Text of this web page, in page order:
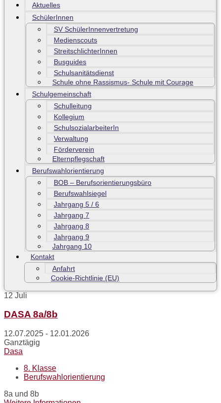
Aktuelles
SchülerInnen
SV SchülerInnenvertretung
Medienscouts
StreitschlichterInnen
Busguides
Schulsanitätsdienst
Schule ohne Rassismus- Schule mit Courage
Schulgemeinschaft
Schulleitung
Kollegium
SchulsozialarbeiterIn
Verwaltung
Förderverein
Elternpflegschaft
Berufswahlorientierung
BOB – Berufsorientierungsbüro
Berufswahlsiegel
Jahrgang 5 / 6
Jahrgang 7
Jahrgang 8
Jahrgang 9
Jahrgang 10
Kontakt
Anfahrt
Cookie-Richtlinie (EU)
12 Juli
DASA 8a/8b
12.07.2025 - 12.01.2026
Ganztägig
Dasa
8. Klasse
Berufswahlorientierung
8a und 8b